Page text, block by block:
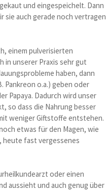
und eingespeichelt. Dann
sie auch gerade noch vertragen
einem pulverisierten
in unserer Praxis sehr gut
haben, dann
Pankreon o.a.) geben oder
Papaya. Dadurch wird unser
so dass die Nahrung besser
weniger Giftstoffe entstehen.
etwas für den Magen, wie
heute fast vergessenes
oder einen
aussieht und auch genug über